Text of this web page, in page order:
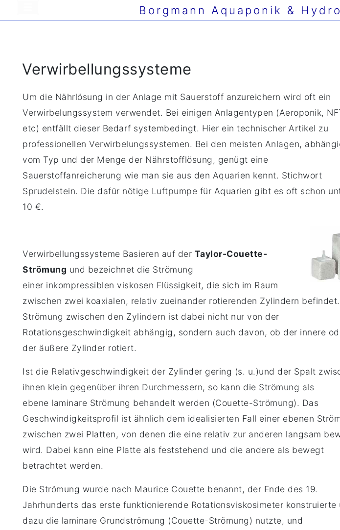
Borgmann Aquaponik &
Verwirbellungssysteme
Um die Nährlösung in der Anlage mit Sauerstoff anzureichern wird oft ein
Verwirbelungssystem verwendet. Bei einigen Anlagentypen (Aeroponik,
etc) entfällt dieser Bedarf systembedingt. Hier ein technischer Artikel zu
professionellen Verwirbelungssystemen. Bei den meisten Anlagen,
vom Typ und der Menge der Nährstofflösung, genügt eine
Sauerstoffanreicherung wie man sie aus den Aquarien kennt. Stichwort
Sprudelstein. Die dafür nötige Luftpumpe für Aquarien gibt es oft schon
10 €.
Verwirbellungssysteme Basieren auf der Taylor-Couette-
Strömung und bezeichnet die Strömung
einer inkompressiblen viskosen Flüssigkeit, die sich im Raum
zwischen zwei koaxialen, relativ zueinander rotierenden Zylindern
Strömung zwischen den Zylindern ist dabei nicht nur von der
Rotationsgeschwindigkeit abhängig, sondern auch davon, ob der innere
der äußere Zylinder rotiert.
Ist die Relativgeschwindigkeit der Zylinder gering (s. u.)und der Spalt
ihnen klein gegenüber ihren Durchmessern, so kann die Strömung als
ebene laminare Strömung behandelt werden (Couette-Strömung). Das
Geschwindigkeitsprofil ist ähnlich dem idealisierten Fall einer ebenen
zwischen zwei Platten, von denen die eine relativ zur anderen langsam
wird. Dabei kann eine Platte als feststehend und die andere als bewegt
betrachtet werden.
Die Strömung wurde nach Maurice Couette benannt, der Ende des 19.
Jahrhunderts das erste funktionierende Rotationsviskosimeter konstruierte
dazu die laminare Grundströmung (Couette-Strömung) nutzte, und